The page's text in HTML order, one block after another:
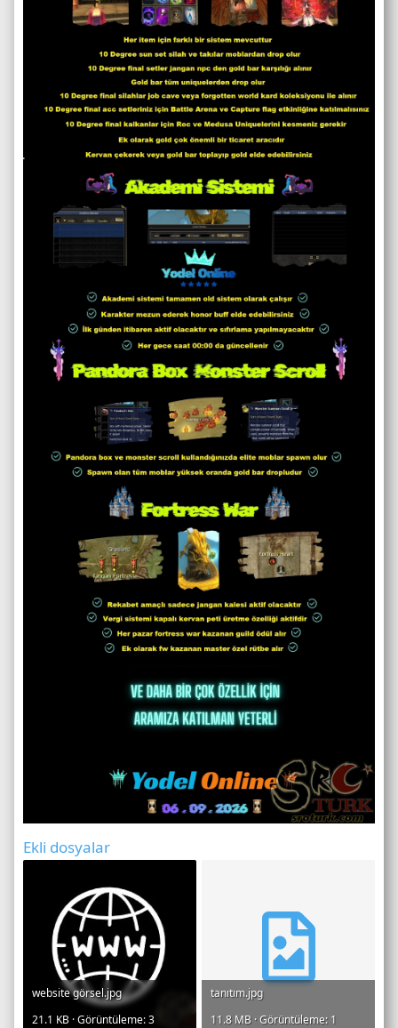
Ekli dosyalar
website görsel.jpg
21.1 KB · Görüntüleme: 3
tanıtım.jpg
11.8 MB · Görüntüleme: 1